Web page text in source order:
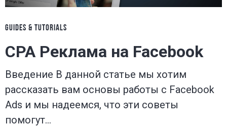
GUIDES & TUTORIALS
CPA Реклама на Facebook
Введение В данной статье мы хотим
рассказать вам основы работы с Facebook
Ads и мы надеемся, что эти советы
помогут…